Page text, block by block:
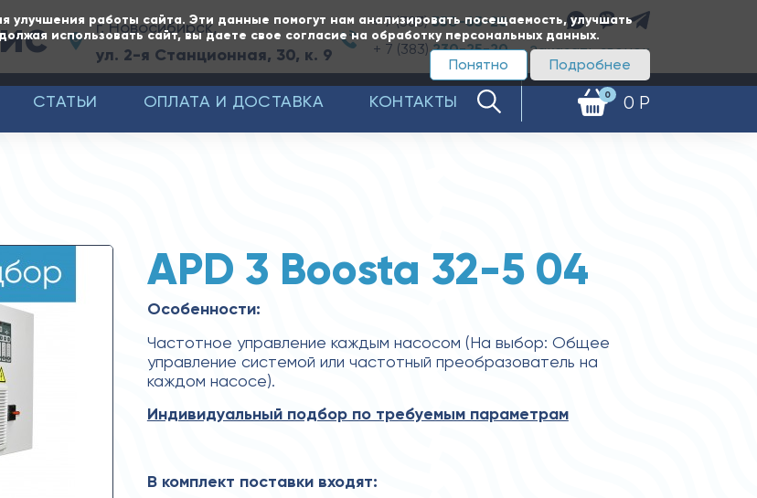
работы сайта. Эти данные помогут нам анализировать посещаемость, улучшать
использовать сайт, вы даете свое согласие на обработку персональных данных.
Подробнее
Понятно
г. Новосибирск,
ул. 2-я Станционная, 30, к. 9
+ 7 (383)350-65-20
+ 7 (383)230-25-20 Заказать звонок
0 0 Р
СТАТЬИ ОПЛАТА И ДОСТАВКА КОНТАКТЫ
APD 3 Boosta 32-5 04
Особенности:
Частотное управление каждым насосом (На выбор: Общее
управление системой или частотный преобразователь на
каждом насосе).
Индивидуальный подбор по требуемым параметрам
В комплект поставки входят: